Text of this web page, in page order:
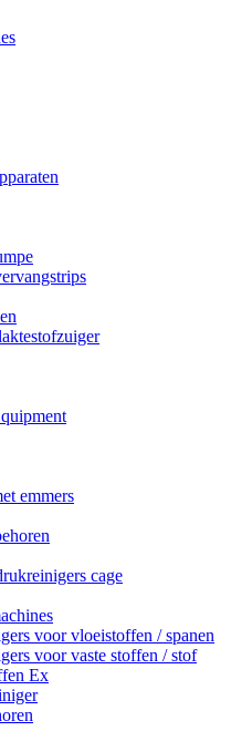
emmers
cage
voor vloeistoffen / spanen
voor vaste stoffen / stof
Ex